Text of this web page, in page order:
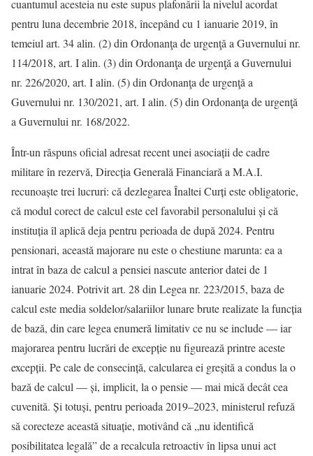
cuantumul acesteia nu este supus plafonării la nivelul acordat
pentru luna decembrie 2018, începând cu 1 ianuarie 2019, în
temeiul art. 34 alin. (2) din Ordonanţa de urgenţă a Guvernului nr.
114/2018, art. I alin. (3) din Ordonanţa de urgenţă a Guvernului
nr. 226/2020, art. I alin. (5) din Ordonanţa de urgenţă a
Guvernului nr. 130/2021, art. I alin. (5) din Ordonanţa de urgenţă
a Guvernului nr. 168/2022.
Într-un răspuns oficial adresat recent unei asociații de cadre
militare în rezervă, Direcția Generală Financiară a M.A.I.
recunoaște trei lucruri: că dezlegarea Înaltei Curți este obligatorie,
că modul corect de calcul este cel favorabil personalului și că
instituția îl aplică deja pentru perioada de după 2024. Pentru
pensionari, această majorare nu este o chestiune marunta: ea a
intrat în baza de calcul a pensiei nascute anterior datei de 1
ianuarie 2024. Potrivit art. 28 din Legea nr. 223/2015, baza de
calcul este media soldelor/salariilor lunare brute realizate la funcția
de bază, din care legea enumeră limitativ ce nu se include — iar
majorarea pentru lucrări de excepție nu figurează printre aceste
excepții. Pe cale de consecință, calcularea ei greșită a condus la o
bază de calcul — și, implicit, la o pensie — mai mică decât cea
cuvenită. Și totuși, pentru perioada 2019–2023, ministerul refuză
să corecteze această situație, motivând că „nu identifică
posibilitatea legală” de a recalcula retroactiv în lipsa unui act